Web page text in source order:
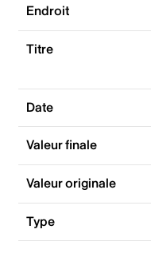
Endroit
Titre
Date
Valeur finale
Valeur originale
Type